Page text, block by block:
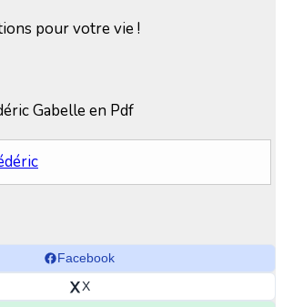
pour votre vie !
Gabelle en Pdf
Facebook
X